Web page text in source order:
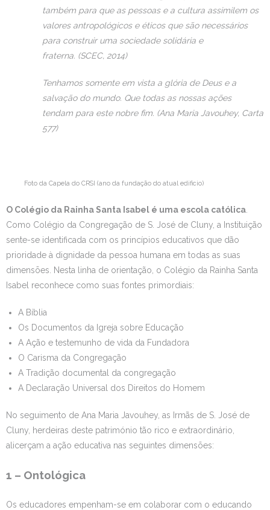
Contactos
também para que as pessoas e a cultura assimilem os
valores antropológicos e éticos que são necessários
para construir uma sociedade solidária e
fraterna. (SCEC, 2014)
Tenhamos somente em vista a glória de Deus e a
salvação do mundo. Que todas as nossas ações
tendam para este nobre fim. (Ana Maria Javouhey, Carta
577)
Foto da Capela do CRSI (ano da fundação do atual edificio)
O Colégio da Rainha Santa Isabel é uma escola católica
Como Colégio da Congregação de S. José de Cluny, a Instituição
sente-se identificada com os princípios educativos que dão
prioridade à dignidade da pessoa humana em todas as suas
dimensões. Nesta linha de orientação, o Colégio da Rainha Santa
Isabel reconhece como suas fontes primordiais:
A Bíblia
Os Documentos da Igreja sobre Educação
A Ação e testemunho de vida da Fundadora
O Carisma da Congregação
A Tradição documental da congregação
A Declaração Universal dos Direitos do Homem
No seguimento de Ana Maria Javouhey, as Irmãs de S. José de
Cluny, herdeiras deste património tão rico e extraordinário,
alicerçam a ação educativa nas seguintes dimensões:
1 – Ontológica
Os educadores empenham-se em colaborar com o educando